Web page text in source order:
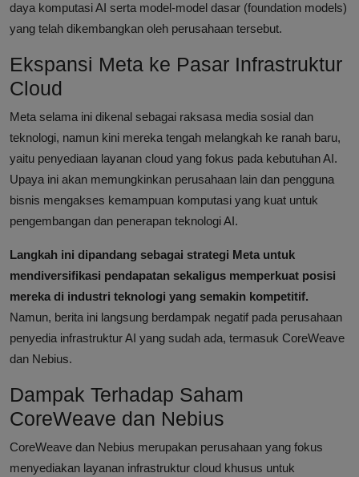
daya komputasi AI serta model-model dasar (foundation models)
yang telah dikembangkan oleh perusahaan tersebut.
Ekspansi Meta ke Pasar Infrastruktur
Cloud
Meta selama ini dikenal sebagai raksasa media sosial dan
teknologi, namun kini mereka tengah melangkah ke ranah baru,
yaitu penyediaan layanan cloud yang fokus pada kebutuhan AI.
Upaya ini akan memungkinkan perusahaan lain dan pengguna
bisnis mengakses kemampuan komputasi yang kuat untuk
pengembangan dan penerapan teknologi AI.
Langkah ini dipandang sebagai strategi Meta untuk
mendiversifikasi pendapatan sekaligus memperkuat posisi
mereka di industri teknologi yang semakin kompetitif.
Namun, berita ini langsung berdampak negatif pada perusahaan
penyedia infrastruktur AI yang sudah ada, termasuk CoreWeave
dan Nebius.
Dampak Terhadap Saham
CoreWeave dan Nebius
CoreWeave dan Nebius merupakan perusahaan yang fokus
menyediakan layanan infrastruktur cloud khusus untuk